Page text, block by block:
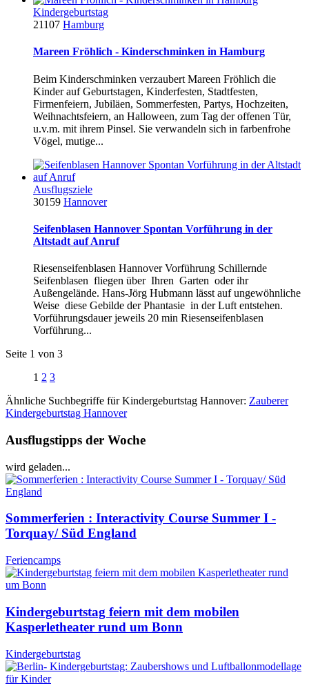
Kindergeburtstag
21107 Hamburg
Mareen Fröhlich - Kinderschminken in Hamburg
Beim Kinderschminken verzaubert Mareen Fröhlich die
Kinder auf Geburtstagen, Kinderfesten, Stadtfesten,
Firmenfeiern, Jubiläen, Sommerfesten, Partys, Hochzeiten,
Weihnachtsfeiern, an Halloween, zum Tag der offenen Tür,
u.v.m. mit ihrem Pinsel. Sie verwandeln sich in farbenfrohe
Vögel, mutige...
Ausflugsziele
30159 Hannover
Seifenblasen Hannover Spontan Vorführung in der
Altstadt auf Anruf
Riesenseifenblasen Hannover Vorführung Schillernde
Seifenblasen fliegen über Ihren Garten oder ihr
Außengelände. Hans-Jörg Hubmann lässt auf ungewöhnliche
Weise diese Gebilde der Phantasie in der Luft entstehen.
Vorführungsdauer jeweils 20 min Riesenseifenblasen
Vorführung...
Seite 1 von 3
1 2 3
Ähnliche Suchbegriffe für Kindergeburtstag Hannover: Zauberer
Kindergeburtstag Hannover
Ausflugstipps der Woche
wird geladen...
Sommerferien : Interactivity Course Summer I -
Torquay/ Süd England
Feriencamps
Kindergeburtstag feiern mit dem mobilen
Kasperletheater rund um Bonn
Kindergeburtstag